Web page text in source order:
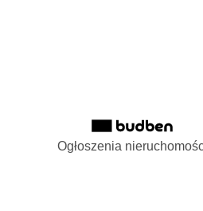
Ogłoszenia